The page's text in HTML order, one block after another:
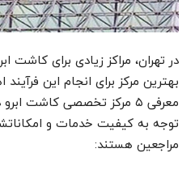
در تهران، مراکز زیادی برای کاشت
بهترین مرکز برای انجام این
معرفی ۵ مرکز تخصصی کاشت
توجه به کیفیت خدمات و
مراجعین هستند: